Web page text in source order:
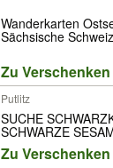
Wanderkarten Ostsee,
Sächsische Schweiz
Zu Verschenken
Putlitz
SUCHE
SCHWARZE
Zu Verschenken